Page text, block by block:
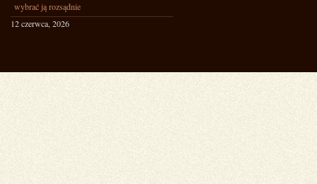
wybrać ją rozsądnie
12 czerwca, 2026